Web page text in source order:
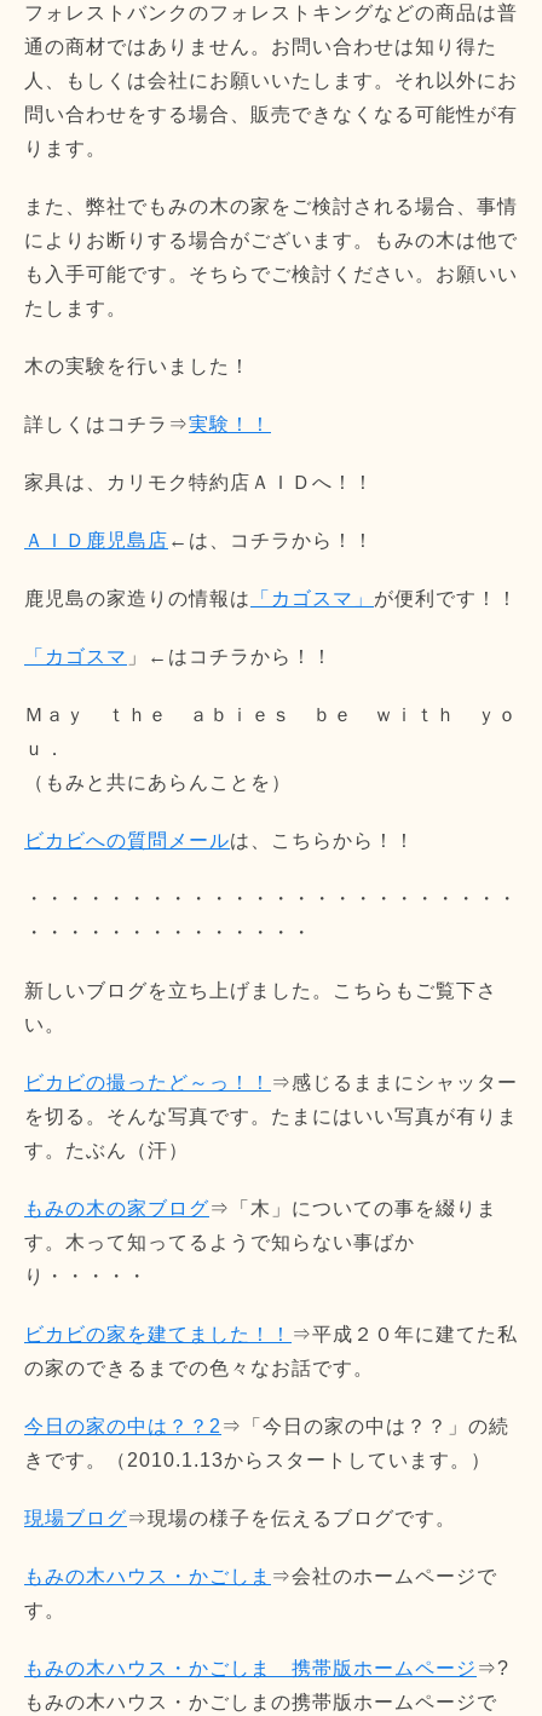
フォレストバンクのフォレストキングなどの商品は普
通の商材ではありません。お問い合わせは知り得た
人、もしくは会社にお願いいたします。それ以外にお
問い合わせをする場合、販売できなくなる可能性が有
ります。
また、弊社でもみの木の家をご検討される場合、事情
によりお断りする場合がございます。もみの木は他で
も入手可能です。そちらでご検討ください。お願いい
たします。
木の実験を行いました！
詳しくはコチラ⇒実験！！
家具は、カリモク特約店ＡＩＤへ！！
ＡＩＤ鹿児島店 ←は、コチラから！！
鹿児島の家造りの情報は 「カゴスマ」 が便利です！！
「カゴスマ 」←はコチラから！！
Ｍａｙ ｔｈｅ ａｂｉｅｓ ｂｅ ｗｉｔｈ ｙｏ
ｕ．
（もみと共にあらんことを）
ビカビへの質問メールは、こちらから！！
・・・・・・・・・・・・・・・・・・・・・・・・
・・・・・・・・・・・・・・
新しいブログを立ち上げました。こちらもご覧下さ
い。
ビカビの撮ったど～っ！！ ⇒感じるままにシャッター
を切る。そんな写真です。たまにはいい写真が有りま
す。たぶん（汗）
もみの木の家ブログ⇒「木」についての事を綴りま
す。木って知ってるようで知らない事ばか
り・・・・・
ビカビの家を建てました！！ ⇒平成２０年に建てた私
の家のできるまでの色々なお話です。
今日の家の中は？？2 ⇒「今日の家の中は？？」の続
きです。（2010.1.13からスタートしています。）
現場ブログ⇒現場の様子を伝えるブログです。
もみの木ハウス・かごしま ⇒会社のホームページで
す。
もみの木ハウス・かごしま 携帯版ホームページ ⇒?
もみの木ハウス・かごしまの携帯版ホームページで